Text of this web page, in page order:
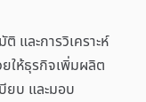
และการวิเคราะห์
ให้ธุรกิจเพิ่มผลิต
ยบ และมอบ